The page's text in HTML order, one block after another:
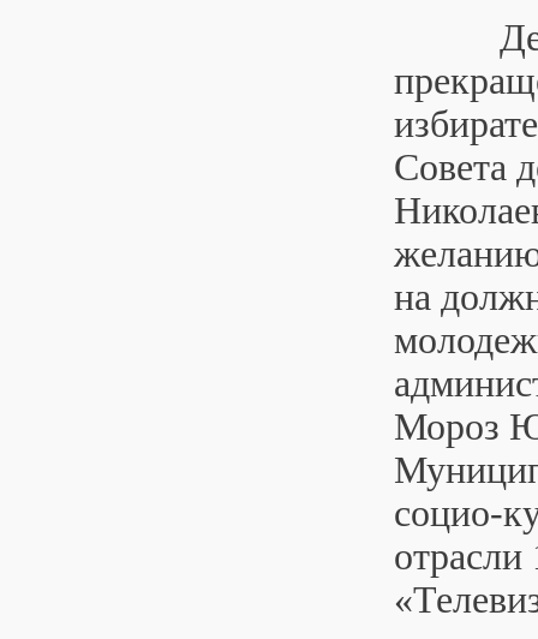
Совета
на
Мороз
социо-